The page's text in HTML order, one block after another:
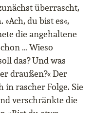
überrascht,
du bist es«,
die angehaltene
… Wieso
das? Und was
draußen?« Der
rascher Folge. Sie
verschränkte die